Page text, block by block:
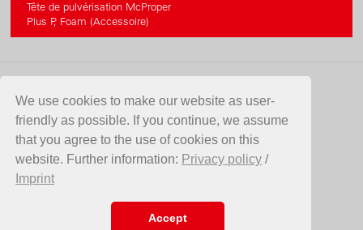
We use cookies to make our website as user-
friendly as possible. If you continue, we assume
that you agree to the use of cookies on this
website. Further information: Privacy policy /
Imprint
Accept
Tête de pulvérisation McProper
Plus P, Foam (Accessoire)
CONTACT
Birchmeier Sprühtechnik AG
Im Stetterfeld 1
5608 Stetten
Suisse
info@birchmeier.com